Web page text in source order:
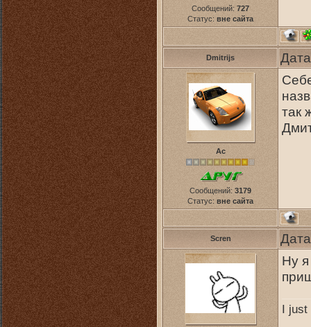
Сообщений: 727
Статус: вне сайта
Dmitrijs
Ас
Сообщений: 3179
Статус: вне сайта
так
Scren
Ну
I